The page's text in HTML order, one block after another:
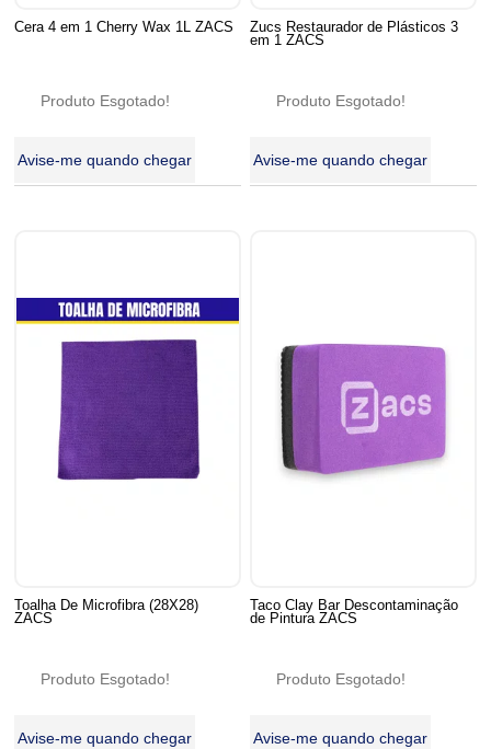
Cera 4 em 1 Cherry Wax 1L ZACS
Produto Esgotado!
Avise-me quando chegar
Zucs Restaurador de Plásticos 3
em 1 ZACS
Produto Esgotado!
Avise-me quando chegar
Toalha De Microfibra (28X28)
ZACS
Produto Esgotado!
Avise-me quando chegar
Taco Clay Bar Descontaminação
de Pintura ZACS
Produto Esgotado!
Avise-me quando chegar